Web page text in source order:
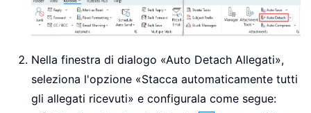
Nella finestra di dialogo «Auto Detach Allegati»,
seleziona l'opzione «Stacca automaticamente tutti
gli allegati ricevuti» e configurala come segue: